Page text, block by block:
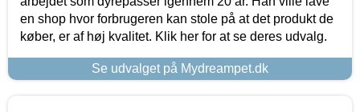
en shop hvor forbrugeren kan stole på at det produkt de
køber, er af høj kvalitet. Klik her for at se deres udvalg.
Se udvalget på Mydreampet.dk